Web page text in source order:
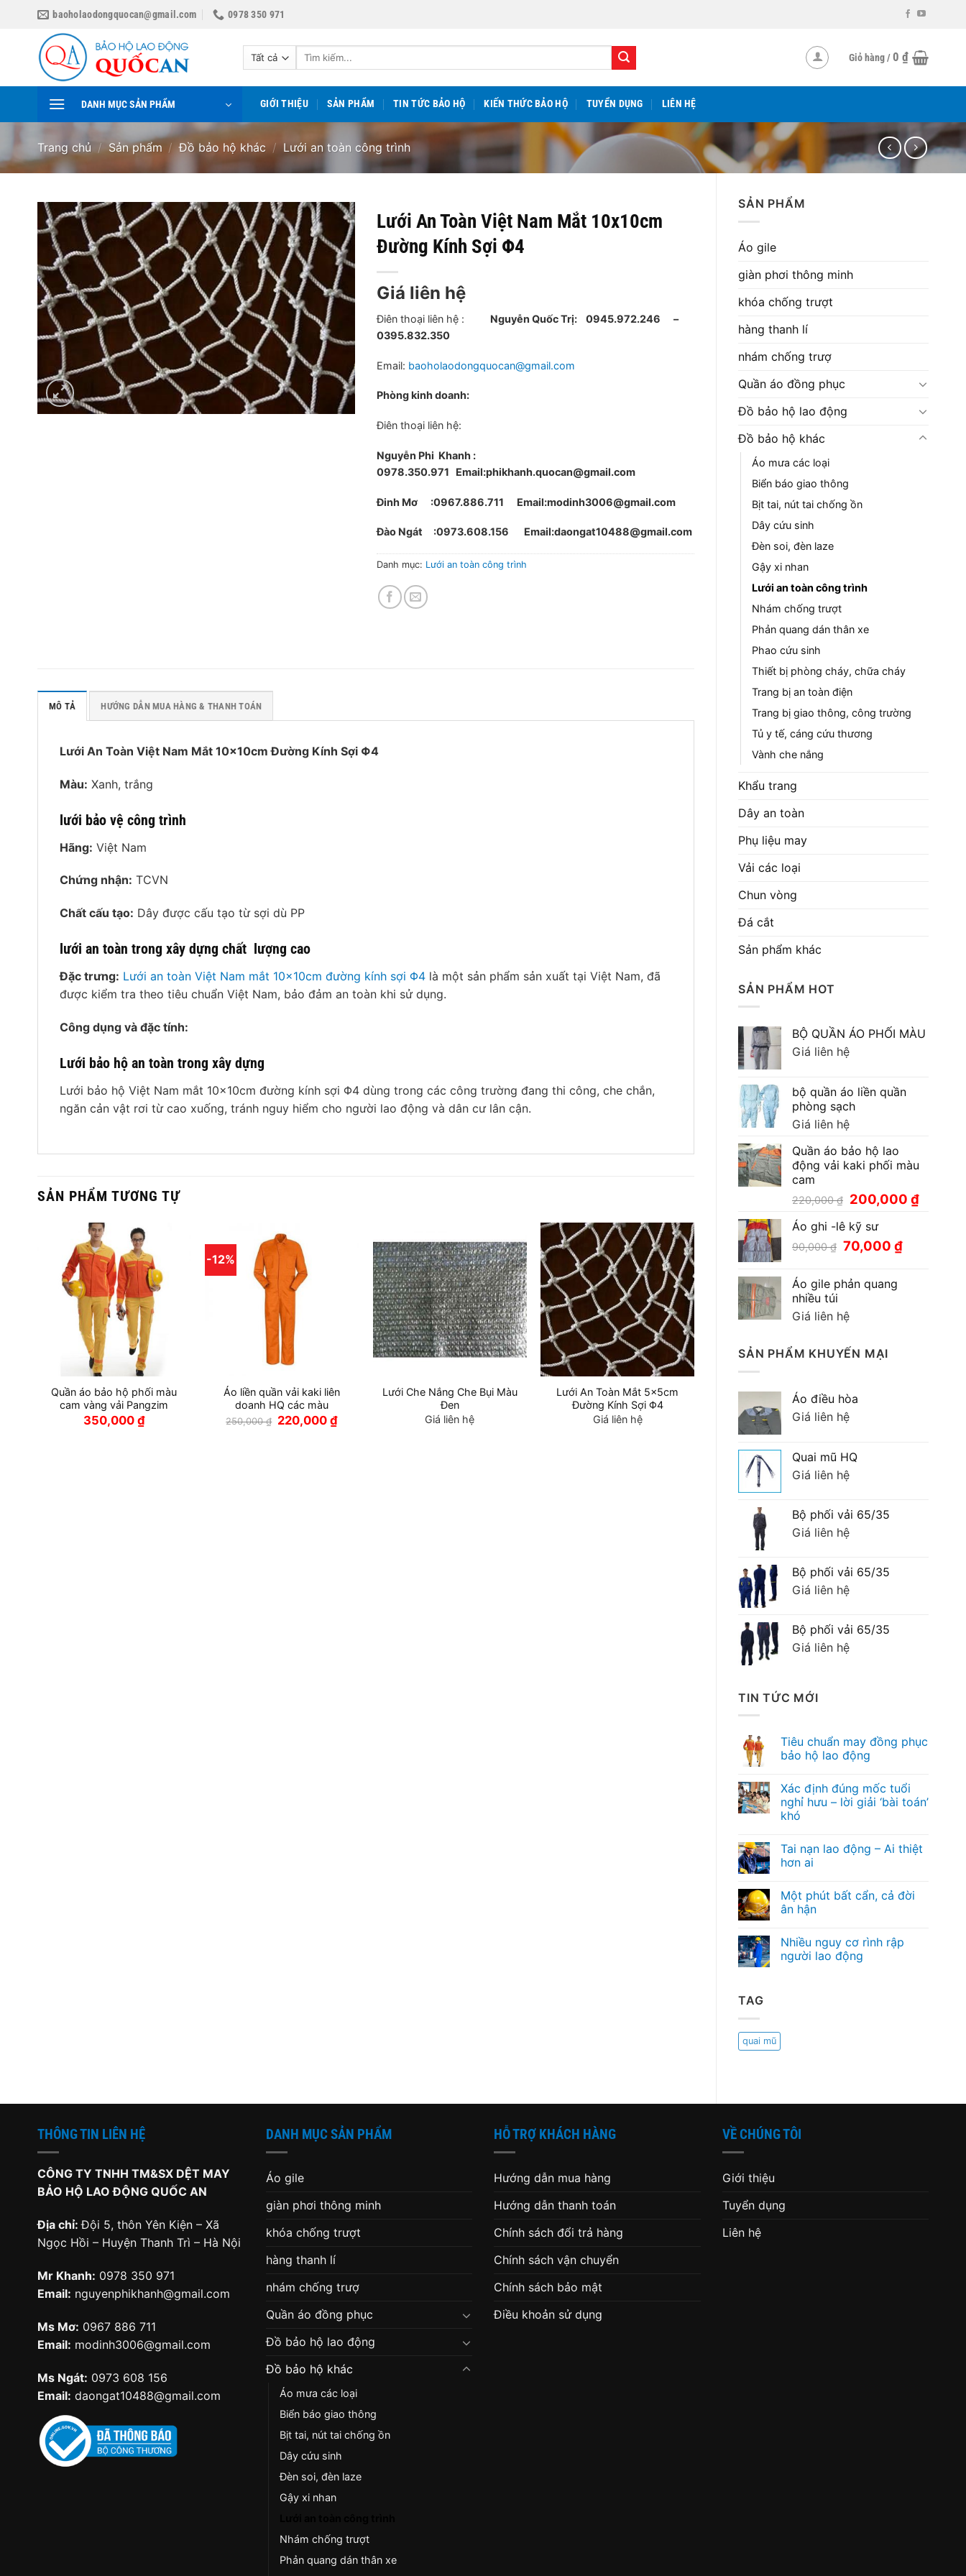
baoholaodongquocan@gmail.com 0978 350 971
Tìm
Giỏ hàng /0 ₫
DANH MỤC SẢN PHẨM GIỚI THIỆU SẢN PHẨM TIN TỨC BẢO HỘ KIẾN THỨC BẢO HỘ TUYỂN DỤNG LIÊN HỆ
Trang chủ / Sản phẩm / Đồ bảo hộ khác / Lưới an toàn công trình
SẢN PHẨM
Áo gile
giàn phơi thông minh
khóa chống trượt
hàng thanh lí
nhám chống trượ
Quần áo đồng phục
Đồ bảo hộ lao động
Đồ bảo hộ khác
Áo mưa các loại
Biển báo giao thông
Bịt tai, nút tai chống ồn
Dây cứu sinh
Đèn soi, đèn laze
Gậy xi nhan
Lưới an toàn công trình
Nhám chống trượt
Phản quang dán thân xe
Phao cứu sinh
Thiết bị phòng cháy, chữa cháy
Trang bị an toàn điện
Trang bị giao thông, công trường
Tủ y tế, cáng cứu thương
Vành che nắng
Khẩu trang
Dây an toàn
Phụ liệu may
Vải các loại
Chun vòng
Đá cắt
Sản phẩm khác
SẢN PHẨM HOT
BỘ QUẦN ÁO PHỐI MÀU
Giá liên hệ
bộ quần áo liền quần
phòng sạch
Giá liên hệ
Quần áo bảo hộ lao
động vải kaki phối màu
cam
220,000₫ Giá
là:
220,000 ₫.
200,000₫Giá
Áo ghi -lê kỹ sư
90,000₫ Giá
90,000 ₫.
70,000₫Giá
Áo gile phản quang
nhiều túi
Giá liên hệ
SẢN PHẨM KHUYẾN MẠI
Áo điều hòa
Giá liên hệ
Quai mũ HQ
Giá liên hệ
Bộ phối vải 65/35
Giá liên hệ
Bộ phối vải 65/35
Giá liên hệ
Bộ phối vải 65/35
Giá liên hệ
TIN TỨC MỚI
Tiêu chuẩn may đồng phục
bảo hộ lao động
Xác định đúng mốc tuổi
nghỉ hưu – lời giải ‘bài toán’
khó
Tai nạn lao động – Ai thiệt
hơn ai
Một phút bất cẩn, cả đời
ân hận
Nhiều nguy cơ rình rập
người lao động
TAG
quai mũ
Lưới An Toàn Việt Nam Mắt 10x10cm
Đường Kính Sợi Φ4
Giá liên hệ
Điên thoại liên hệ : Nguyễn Quốc Trị: 0945.972.246 –
0395.832.350
Email: baoholaodongquocan@gmail.com
Phòng kinh doanh:
Điên thoại liên hệ:
Nguyễn Phi Khanh :
0978.350.971 Email:phikhanh.quocan@gmail.com
Đinh Mơ :0967.886.711 Email:modinh3006@gmail.com
Đào Ngát :0973.608.156 Email:daongat10488@gmail.com
Danh mục: Lưới an toàn công trình
MÔ TẢ HƯỚNG DẪN MUA HÀNG & THANH TOÁN
Lưới An Toàn Việt Nam Mắt 10x10cm Đường Kính Sợi Φ4
Màu: Xanh, trắng
lưới bảo vệ công trình
Hãng: Việt Nam
Chứng nhận: TCVN
Chất cấu tạo: Dây được cấu tạo từ sợi dù PP
lưới an toàn trong xây dựng chất lượng cao
Đặc trưng: Lưới an toàn Việt Nam mắt 10x10cm đường kính sợi Φ4 là một sản phẩm sản xuất tại Việt Nam, đã
được kiểm tra theo tiêu chuẩn Việt Nam, bảo đảm an toàn khi sử dụng.
Công dụng và đặc tính:
Lưới bảo hộ an toàn trong xây dựng
Lưới bảo hộ Việt Nam mắt 10x10cm đường kính sợi Φ4 dùng trong các công trường đang thi công, che chắn,
ngăn cản vật rơi từ cao xuống, tránh nguy hiểm cho người lao động và dân cư lân cận.
SẢN PHẨM TƯƠNG TỰ
Quần áo bảo hộ phối màu
cam vàng vải Pangzim
350,000 ₫
-12%
Áo liền quần vải kaki liên
doanh HQ các màu
250,000₫ Giá
gốc
220,000₫Giá
Lưới Che Nắng Che Bụi Màu
Đen
Giá liên hệ
Lưới An Toàn Mắt 5x5cm
Đường Kính Sợi Φ4
Giá liên hệ
THÔNG TIN LIÊN HỆ
CÔNG TY TNHH TM&SX DỆT MAY
BẢO HỘ LAO ĐỘNG QUỐC AN
Địa chỉ:Đội 5, thôn Yên Kiện – Xã
Ngọc Hồi – Huyện Thanh Trì – Hà Nội
Mr Khanh: 0978 350 971
Email: nguyenphikhanh@gmail.com
Ms Mơ: 0967 886 711
Email: modinh3006@gmail.com
Ms Ngát: 0973 608 156
Email: daongat10488@gmail.com
DANH MỤC SẢN PHẨM
Áo gile
giàn phơi thông minh
khóa chống trượt
hàng thanh lí
nhám chống trượ
Quần áo đồng phục
Đồ bảo hộ lao động
Đồ bảo hộ khác
Áo mưa các loại
Biển báo giao thông
Bịt tai, nút tai chống ồn
Dây cứu sinh
Đèn soi, đèn laze
Gậy xi nhan
Nhám chống trượt
Phản quang dán thân xe
HỖ TRỢ KHÁCH HÀNG
Hướng dẫn mua hàng
Hướng dẫn thanh toán
Chính sách đổi trả hàng
Chính sách vận chuyển
Chính sách bảo mật
Điều khoản sử dụng
VỀ CHÚNG TÔI
Giới thiệu
Tuyển dụng
Liên hệ